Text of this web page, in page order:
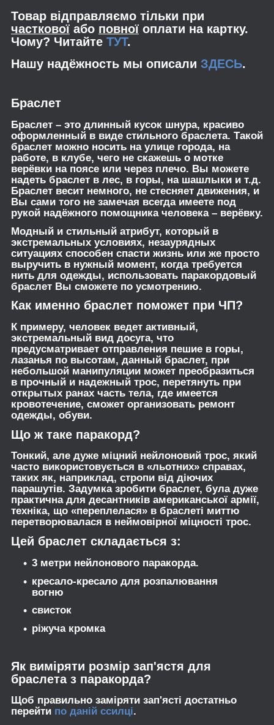
Товар відправляємо тільки при
часткової або повної оплати на картку.
Чому? Читайте ТУТ.
Нашу надёжность мы описали ЗДЕСЬ.
Браслет
Браслет – это длинный кусок шнура, красиво
оформленный в виде стильного браслета. Такой
браслет можно носить на улице города, на
работе, в клубе, чего не скажешь о мотке
верёвки на поясе или через плечо. Вы можете
надеть браслет в лес, в горы, на шашлыки и т.д.
Браслет весит немного, не стесняет движения, и
Вы сами того не замечая всегда имеете под
рукой надёжного помощника человека – верёвку.
Модный и стильный атрибут, который в
экстремальных условиях, незаурядных
ситуациях способен спасти жизнь или же просто
выручить в нужный момент, когда требуется
нить для одежды, использовать паракордовый
браслет Вы сможете по усмотрению.
Как именно браслет поможет при ЧП?
К примеру, человек ведет активный,
экстремальный вид досуга, что
предусматривает отправления пешие в горы,
лазанья по высотам, данный браслет, при
небольшой манипуляции может преобразиться
в прочный и надежный трос, перетянуть при
открытых ранах часть тела, где имеется
кровотечение, сможет организовать ремонт
одежды, обуви.
Що ж таке паракорд?
Тонкий, але дуже міцний нейлоновий трос, який
часто використовується в «льотних» справах,
таких як, наприклад, стропи від діючих
парашутів. Задумка зробити браслет, була дуже
практична для десантників американської армії,
техніка, що «переплелася» в браслеті миттю
перетворювалася в неймовірної міцності трос.
Цей браслет складається з:
3 метри нейлонового паракорда.
кресало-кресало для розпалювання
вогню
свисток
ріжуча кромка
Як виміряти розмір зап'ястя для
браслета з паракорда?
Щоб правильно заміряти зап'ясті достатньо
перейти по даній ссилці.